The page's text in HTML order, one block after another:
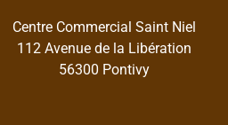
Centre Commercial Saint Niel
112 Avenue de la Libération
56300 Pontivy